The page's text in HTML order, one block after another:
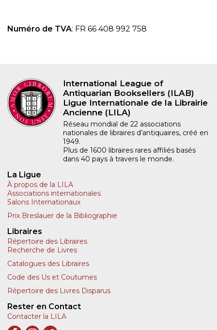
Numéro de TVA: FR 66 408 992 758
International League of
Antiquarian Booksellers (ILAB)
Ligue Internationale de la Librairie
Ancienne (LILA)
Réseau mondial de 22 associations
nationales de libraires d’antiquaires, créé en
1949.
Plus de 1600 libraires rares affiliés basés
dans 40 pays à travers le monde.
La Ligue
À propos de la LILA
Associations internationales
Salons Internationaux
Prix Breslauer de la Bibliographie
Libraires
Répertoire des Libraires
Recherche de Livres
Catalogues des Libraires
Code des Us et Coutumes
Répertoire des Livres Disparus
Rester en Contact
Contacter la LILA